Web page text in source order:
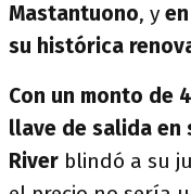
Mastantuono, y
su histórica
Con un monto de
llave de salida en
River blindó a su